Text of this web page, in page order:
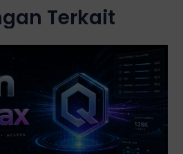
Terkait